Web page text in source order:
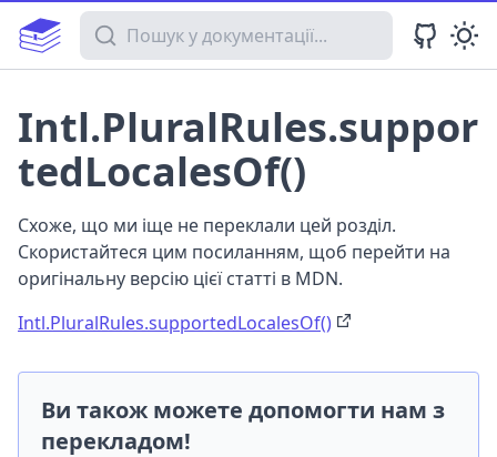
Пошук у документації
Intl.PluralRules.suppor
tedLocalesOf()
Схоже, що ми іще не переклали цей розділ.
Скористайтеся цим посиланням, щоб перейти на
оригінальну версію цієї статті в MDN.
Intl.PluralRules.supportedLocalesOf()
Ви також можете допомогти нам з
перекладом!